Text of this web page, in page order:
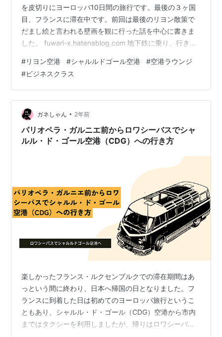
を皮切りにヨーロッパ10日間の旅行です。最後の３ヶ国
目、フランスに滞在中です。前回は最後のリヨン散策で
だまし絵と言われる壁画を観に行った話を中心に書きま
した。 fuwari-x.hatenablog.com 地下鉄に乗り、行きと
はローヌエクスプレス。飛行機マークのついた赤いボデ
ィが素敵。 車内は荷物置き場もあります。私が往復した
ときは全員が座れました。 空港に到着しました。TGVの
駅に比べ簡素です。でも、一度は通っているので今度は
迷うことなく空港へ到着できる…
#リヨン空港 #シャルルドゴール空港 #空港ラウンジ
#ビジネスクラス
ガネしゃん • 2年前
パリオペラ・ガルニエ前からロワシーバスでシャ
ルル・ド・ゴール空港（CDG）への行き方
楽しかったフランス・ルクセンブルクでの滞在期間はあ
っという間に終わり、日本へ帰国の日となりました。フ
ランスに到着した日は初めてのヨーロッパ旅行というこ
ともあり、シャルル・ド・ゴール（CDG）空港から市内
まではタクシーを利用しましたが、帰りはロワシーバス